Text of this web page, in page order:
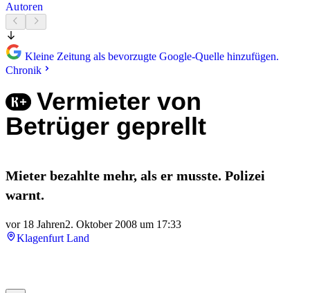
Autoren
Kleine Zeitung als bevorzugte Google-Quelle hinzufügen.
Chronik
Vermieter von
Betrüger geprellt
Mieter bezahlte mehr, als er musste. Polizei
warnt.
vor 18 Jahren2. Oktober 2008 um 17:33
Klagenfurt Land